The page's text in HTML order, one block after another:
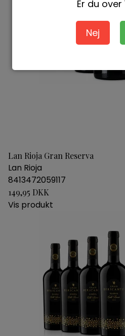
Er du over
Nej
Lan Rioja Gran Reserva
Lan Rioja
8413472059117
149,95 DKK
Vis produkt